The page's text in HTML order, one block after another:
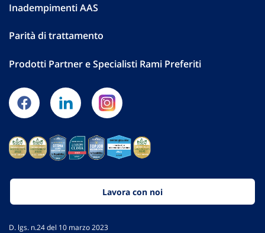
Inadempimenti AAS
Parità di trattamento
Prodotti Partner e Specialisti Rami Preferiti
Lavora con noi
D. lgs. n.24 del 10 marzo 2023